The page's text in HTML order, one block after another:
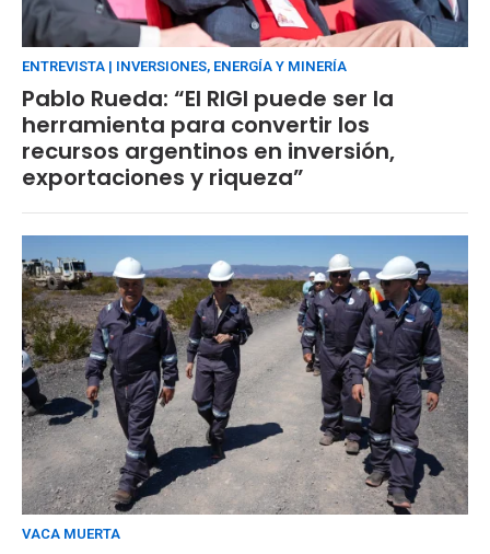
ENTREVISTA | INVERSIONES, ENERGÍA Y MINERÍA
Pablo Rueda: “El RIGI puede ser la
herramienta para convertir los
recursos argentinos en inversión,
exportaciones y riqueza”
VACA MUERTA